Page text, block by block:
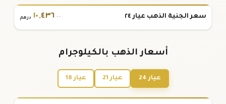
سعر الجنية الذهب عيار ٢٤ ١٠,٤٣٦.٠٠ درهم
أسعار الذهب بالكيلوجرام
عيار 24 عيار 21 عيار 18